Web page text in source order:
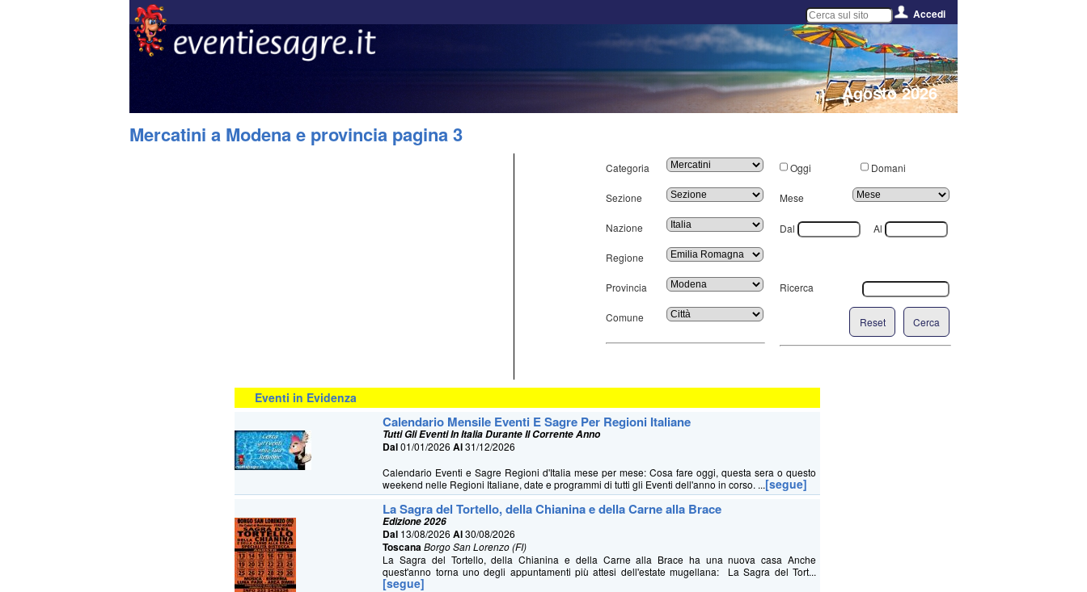
Accedi
Agosto 2026
Mercatini a Modena e provincia pagina 3
Categoria
Sezione
Nazione
Regione
Provincia
Comune
Oggi Domani
Mese
Dal Al
Ricerca
Cerca
Reset
Eventi in Evidenza
Calendario Mensile Eventi E Sagre Per Regioni Italiane
Tutti Gli Eventi In Italia Durante Il Corrente Anno
Dal01/01/2026Al31/12/2026
Calendario Eventi e Sagre Regioni d'Italia mese per mese: Cosa fare oggi, questa sera o questo
weekend nelle Regioni Italiane, date e programmi di tutti gli Eventi dell'anno in corso. ...[segue]
La Sagra del Tortello, della Chianina e della Carne alla Brace
Edizione 2026
Dal 13/08/2026Al30/08/2026
ToscanaBorgo San Lorenzo (FI)
La Sagra del Tortello, della Chianina e della Carne alla Brace ha una nuova casa Anche
quest'anno torna uno degli appuntamenti più attesi dell'estate mugellana: La Sagra del Tort...
[segue]